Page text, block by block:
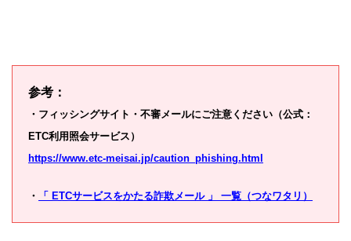
参考：
・フィッシングサイト・不審メールにご注意ください（公式：
ETC利用照会サービス）
https://www.etc-meisai.jp/caution_phishing.html
・ 「 ETCサービスをかたる詐欺メール 」 一覧（つなワタリ）